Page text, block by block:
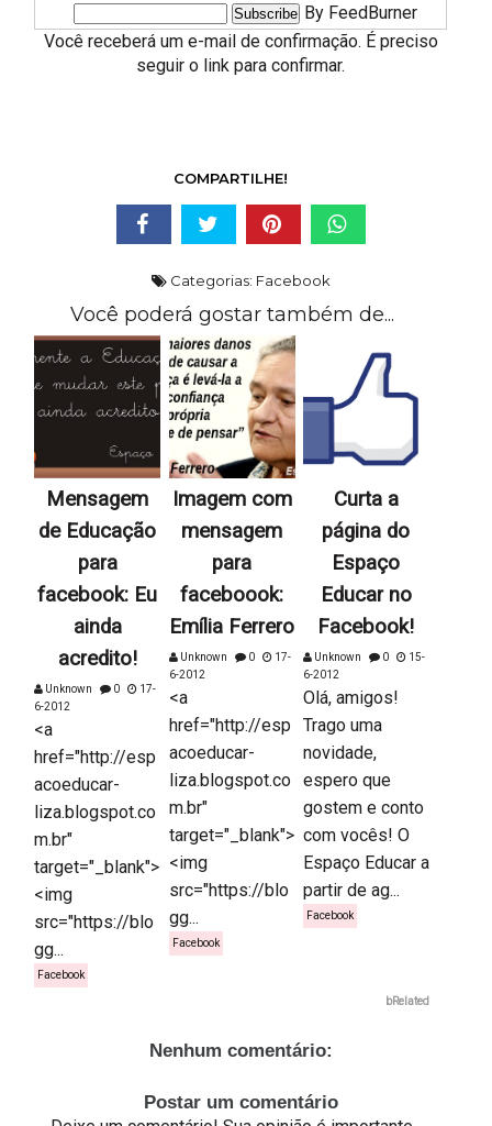
By FeedBurner
Você receberá um e-mail de confirmação. É preciso
seguir o link para confirmar.
COMPARTILHE!
Categorias: Facebook
Você poderá gostar também de...
Mensagem
de Educação
para
facebook: Eu
ainda
acredito!
Unknown 0
17-
6-2012
<a
href="http://esp
acoeducar-
liza.blogspot.co
m.br"
target="_blank">
<img
src="https://blo
gg...
Facebook
Imagem com
mensagem
para
faceboook:
Emília Ferrero
Unknown 0
17-
6-2012
<a
href="http://esp
acoeducar-
liza.blogspot.co
m.br"
target="_blank">
<img
src="https://blo
gg...
Facebook
Curta a
página do
Espaço
Educar no
Facebook!
Unknown 0
15-
6-2012
Olá, amigos!
Trago uma
novidade,
espero que
gostem e conto
com vocês! O
Espaço Educar a
partir de ag...
Facebook
bRelated
Nenhum comentário:
Postar um comentário